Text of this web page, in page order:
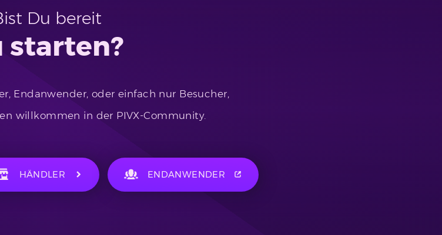
Du bereit
starten?
Endanwender, oder einfach nur Besucher,
willkommen in der PIVX-Community.
HÄNDLER ENDANWENDER